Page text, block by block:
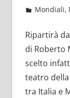
Dicembre
admin
Mondiali,
Ripartirà
di Roberto
scelto
teatro
tra Italia e